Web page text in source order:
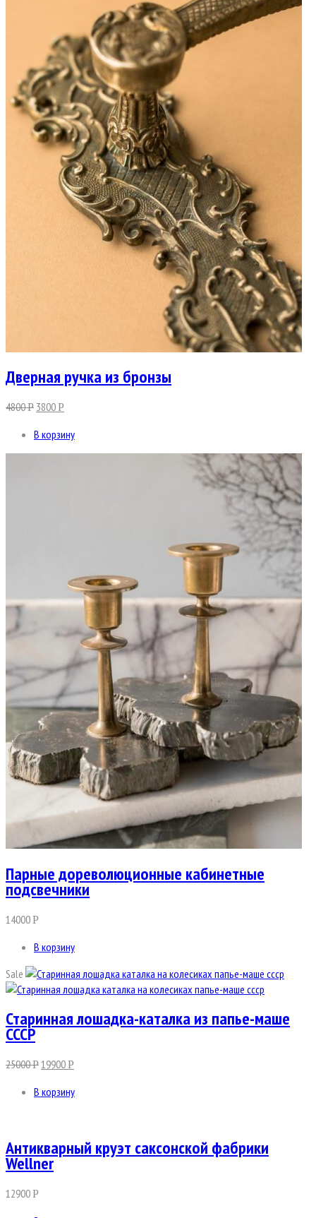
Дверная ручка из бронзы
4800Р 3800Р
В корзину
Парные дореволюционные кабинетные
подсвечники
14000Р
В корзину
Sale
Старинная лошадка-каталка из папье-маше
СССР
25000Р19900Р
В корзину
Антикварный круэт саксонской фабрики
Wellner
12900Р